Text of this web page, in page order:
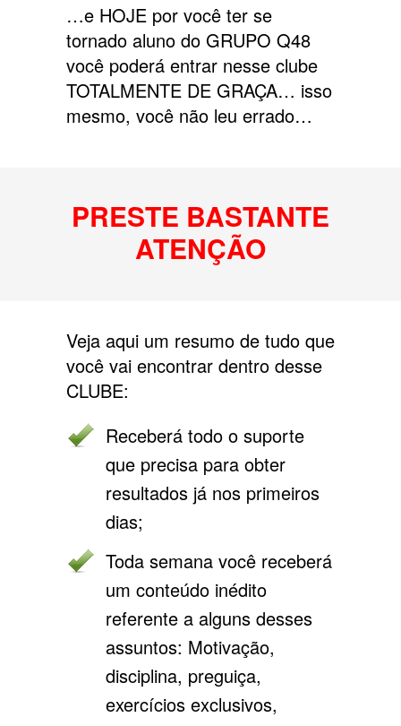
…e HOJE por você ter se
tornado aluno do GRUPO Q48
você poderá entrar nesse clube
TOTALMENTE DE GRAÇA… isso
mesmo, você não leu errado…
PRESTE BASTANTE
ATENÇÃO
Veja aqui um resumo de tudo que
você vai encontrar dentro desse
CLUBE:
Receberá todo o suporte
que precisa para obter
resultados já nos primeiros
dias;
Toda semana você receberá
um conteúdo inédito
referente a alguns desses
assuntos: Motivação,
disciplina, preguiça,
exercícios exclusivos,